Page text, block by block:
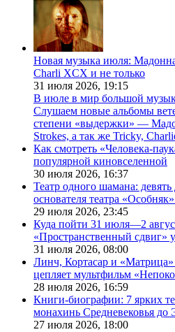
Новая музыка июля:
Charli XCX и не только
31 июля 2026, 19:15
В июле в мир большой
Слушаем новые альбомы
степени «выдержки» —
Strokes, а так же Tricky,
Как смотреть «Человека-
популярной киновселенной
30 июля 2026, 16:37
Театр одного шамана: девять
основателя театра
29 июля 2026, 23:45
Куда пойти 31 июля—2
«Пространственный
31 июля 2026, 08:00
Линч, Кортасар и
цепляет мультфильм
28 июля 2026, 16:59
Книги-биографии: 7 ярких
монахинь Средневековья
27 июля 2026, 18:00